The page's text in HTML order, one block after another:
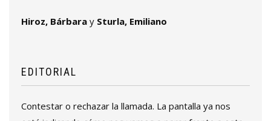
Hiroz, Bárbara y Sturla, Emiliano
EDITORIAL
Contestar o rechazar la llamada. La pantalla ya nos